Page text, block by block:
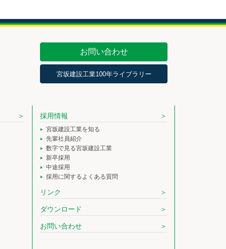
お問い合わせ
宮坂建設工業100年ライブラリー
採用情報
宮坂建設工業を知る
先輩社員紹介
数字で見る宮坂建設工業
新卒採用
中途採用
採用に関するよくある質問
リンク
ダウンロード
お問い合わせ